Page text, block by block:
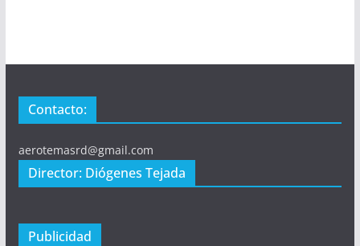
Contacto:
aerotemasrd@gmail.com
Director: Diógenes Tejada
Publicidad